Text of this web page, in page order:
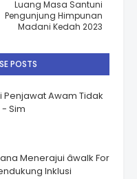
Luang Masa Santuni
Pengunjung Himpunan
Madani Kedah 2023
POSTS
Penjawat Awam Tidak
Sim
Menerajui âwalk For
Inklusi